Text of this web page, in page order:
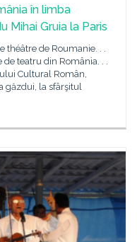
în limba
Mihai Gruia la Paris
théâtre de Roumanie. . .
de teatru din România. . .
Cultural Român,
găzdui, la sfârşitul